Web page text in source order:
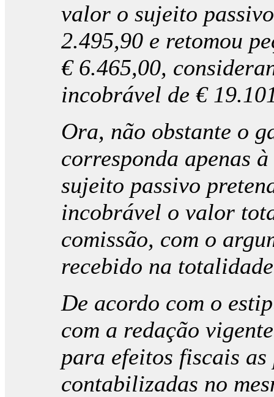
valor o sujeito
2.495,90 e retomou
€ 6.465,00,
incobrável de €
Ora, não obstante o
corresponda apenas
sujeito passivo
incobrável o valor
comissão, com o
recebido na
De acordo com o
com a redação
para efeitos fiscais
contabilizadas no